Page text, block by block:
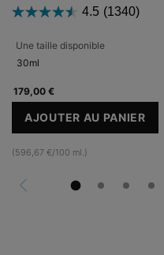
4.5 (1340)
Une taille disponible
30ml
179,00 €
AJOUTER AU PANIER
A.G.E.
(596,67 €/100 ml.)